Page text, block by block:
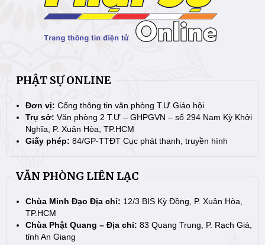
PHẬT SỰ ONLINE
Đơn vị: Cổng thông tin văn phòng T.Ư Giáo hội
Trụ sở: Văn phòng 2 T.Ư – GHPGVN – số 294 Nam Kỳ Khởi
Nghĩa, P. Xuân Hòa, TP.HCM
Giấy phép: 84/GP-TTĐT Cục phát thanh, truyền hình
VĂN PHÒNG LIÊN LẠC
Chùa Minh Đạo Địa chỉ: 12/3 BIS Kỳ Đồng, P. Xuân Hòa,
TP.HCM
Chùa Phật Quang – Địa chỉ: 83 Quang Trung, P. Rạch Giá,
tỉnh An Giang